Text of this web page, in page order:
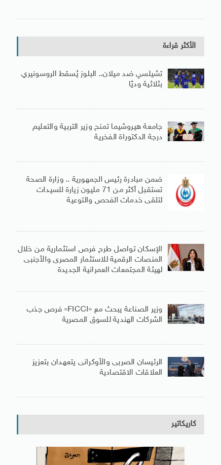
الأكثر قراءة
تشيلسي ضد ميلان.. البلوز يُسقط الروسونيري
بثلاثية وديًا
جامعة هيروشيما تمنح وزير التربية والتعليم
درجة الدكتوراة الفخرية
ضمن مبادرة رئيس الجمهورية .. وزارة الصحة
تستقبل أكثر من 71 مليون زيارة للسيدات
لتلقى خدمات الفحص والتوعية
الإسكان تواصل طرح فرص استثمارية من خلال
المنصات الرقمية للاستثمار المصرى والأجنبى
لهيئة المجتمعات العمرانية الجديدة
وزير الصناعة يبحث مع «FICCI» فرص جذب
الشركات الهندية للسوق المصرية
الرئيسان الصربى والأوكرانى يتعهدان بتعزيز
العلاقات الاقتصادية
كاريكاتير